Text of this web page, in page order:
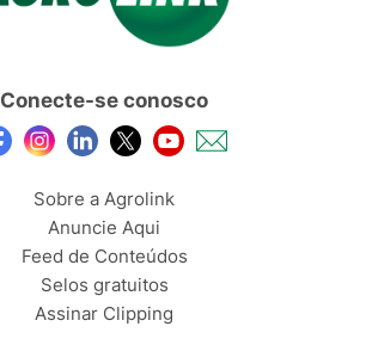
Conecte-se conosco
Sobre a Agrolink
Anuncie Aqui
Feed de Conteúdos
Selos gratuitos
Assinar Clipping